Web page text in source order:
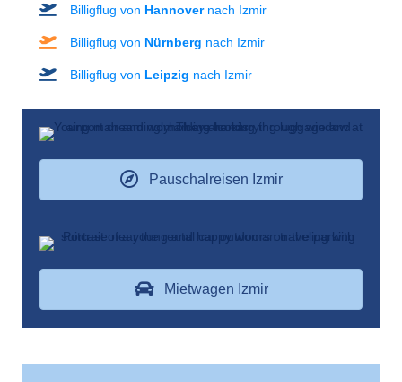
Billigflug von Hannovernach Izmir
Billigflug von Nürnberg nach Izmir
Billigflug von Leipzig nach Izmir
Pauschalreisen Izmir
Mietwagen Izmir